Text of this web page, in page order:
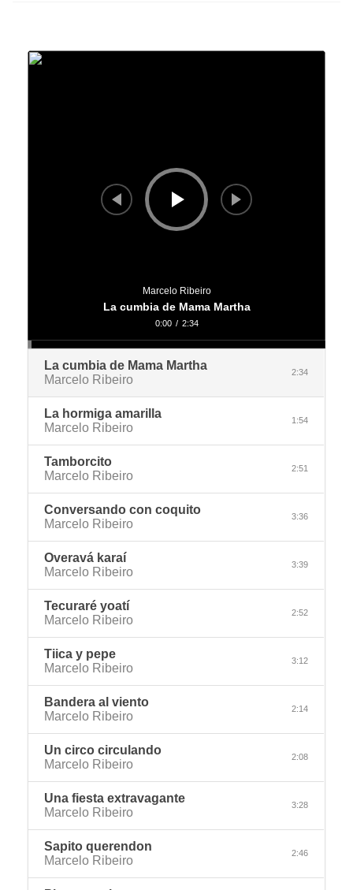
Reproductor
de
Marcelo Ribeiro
La cumbia de Mama Martha
0:00 / 2:34
La cumbia de Mama Martha
Marcelo Ribeiro
2:34
La hormiga amarilla
Marcelo Ribeiro
1:54
Tamborcito
Marcelo Ribeiro
2:51
Conversando con coquito
Marcelo Ribeiro
3:36
Overavá karaí
Marcelo Ribeiro
3:39
Tecuraré yoatí
Marcelo Ribeiro
2:52
Tiica y pepe
Marcelo Ribeiro
3:12
Bandera al viento
Marcelo Ribeiro
2:14
Un circo circulando
Marcelo Ribeiro
2:08
Una fiesta extravagante
Marcelo Ribeiro
3:28
Sapito querendon
Marcelo Ribeiro
2:46